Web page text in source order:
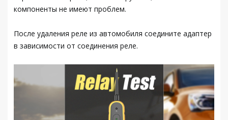
компоненты не имеют проблем.
После удаления реле из автомобиля соедините адаптер
в зависимости от соединения реле.